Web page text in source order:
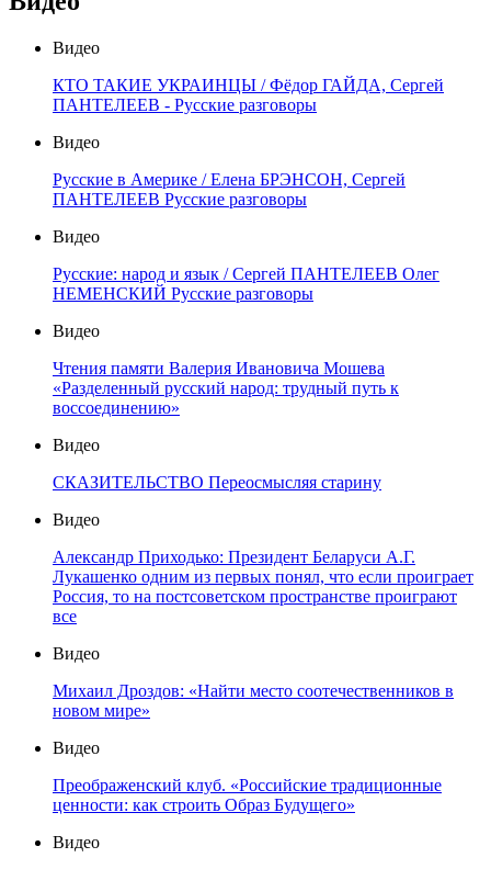
Видео
КТО ТАКИЕ УКРАИНЦЫ / Фёдор ГАЙДА, Сергей
ПАНТЕЛЕЕВ - Русские разговоры
Видео
Русские в Америке / Елена БРЭНСОН, Сергей
ПАНТЕЛЕЕВ Русские разговоры
Видео
Русские: народ и язык / Сергей ПАНТЕЛЕЕВ Олег
НЕМЕНСКИЙ Русские разговоры
Видео
Чтения памяти Валерия Ивановича Мошева
«Разделенный русский народ: трудный путь к
воссоединению»
Видео
СКАЗИТЕЛЬСТВО Переосмысляя старину
Видео
Александр Приходько: Президент Беларуси А.Г.
Лукашенко одним из первых понял, что если проиграет
Россия, то на постсоветском пространстве проиграют
все
Видео
Михаил Дроздов: «Найти место соотечественников в
новом мире»
Видео
Преображенский клуб. «Российские традиционные
ценности: как строить Образ Будущего»
Видео